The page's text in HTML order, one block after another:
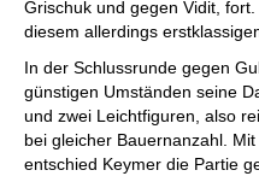
Grischuk und gegen Vidit,
diesem allerdings
In der Schlussrunde gegen
günstigen Umständen seine
und zwei Leichtfiguren, also
bei gleicher Bauernanzahl.
entschied Keymer die Partie